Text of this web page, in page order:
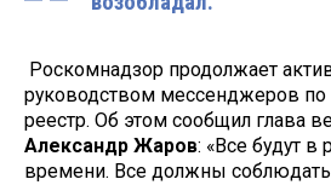
Роскомнадзор продолжает
руководством мессенджеров
реестр. Об этом сообщил глава
Александр Жаров: «Все будут в
времени. Все должны